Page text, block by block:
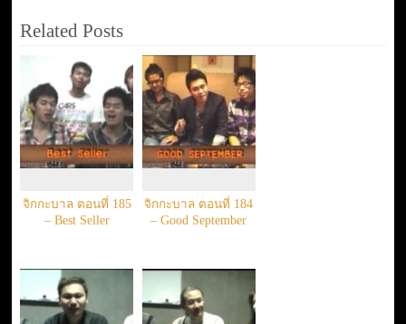
Related Posts
จิกกะบาล ตอนที่ 185
– Best Seller
จิกกะบาล ตอนที่ 184
– Good September